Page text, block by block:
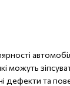
можуть
дефекти та